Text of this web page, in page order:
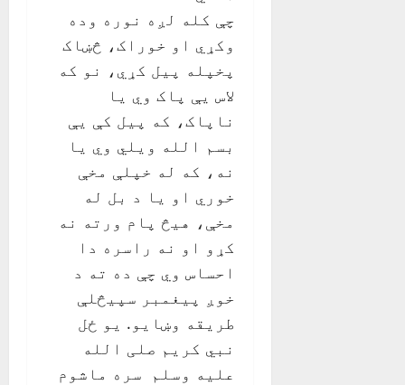
چې کله لږه نوره وده
وکړي او خوراک، څښاک
پخپله پیل کړي، نو که
لاس يې پاک وي يا
ناپاک، که پيل کې يې
بسم الله ويلي وي يا
نه، که له خپلې مخې
خوري او يا د بل له
مخې، هيڅ پام ورته نه
کړو او نه راسره دا
احساس وي چې ده ته د
خوږ پيغمبر سپيڅلې
طريقه وښايو. يو ځل
نبي کريم صلی الله
عليه وسلم سره ماشوم